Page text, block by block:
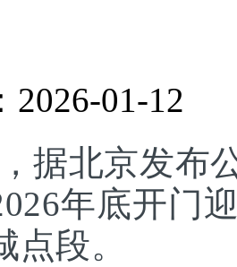
2026-01-12
据北京发布
年底开门
段。